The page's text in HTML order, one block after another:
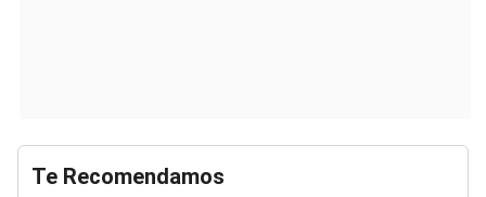
Te Recomendamos